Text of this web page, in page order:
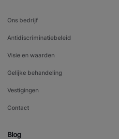
Ons bedrijf
Antidiscriminatiebeleid
Visie en waarden
Gelijke behandeling
Vestigingen
Contact
Blog